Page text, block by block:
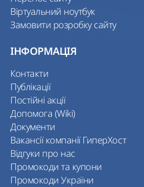
Віртуальний ноутбук
Замовити розробку сайту
ІНФОРМАЦІЯ
Контакти
Публікації
Постійні акції
Допомога (Wiki)
Документи
Вакансії компанії ГиперХост
Відгуки про нас
Промокоди та купони
Промокоди України